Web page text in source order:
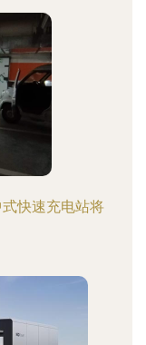
快速充电站将